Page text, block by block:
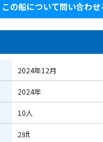
この船について問い合わせ
2024年12月
2024年
10人
28ft